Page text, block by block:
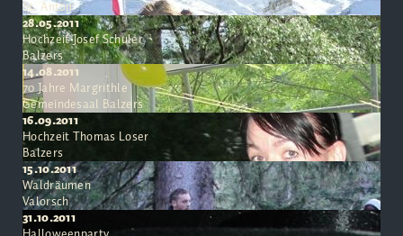
St. Anton
28.05.2011
Hochzeit Josef Schuler
Balzers
14.08.2011
70 Jahre Margrithle
Gemeindesaal Balzers
16.09.2011
Hochzeit Thomas Loser
Balzers
15.10.2011
Waldräumen
Valorsch
31.10.2011